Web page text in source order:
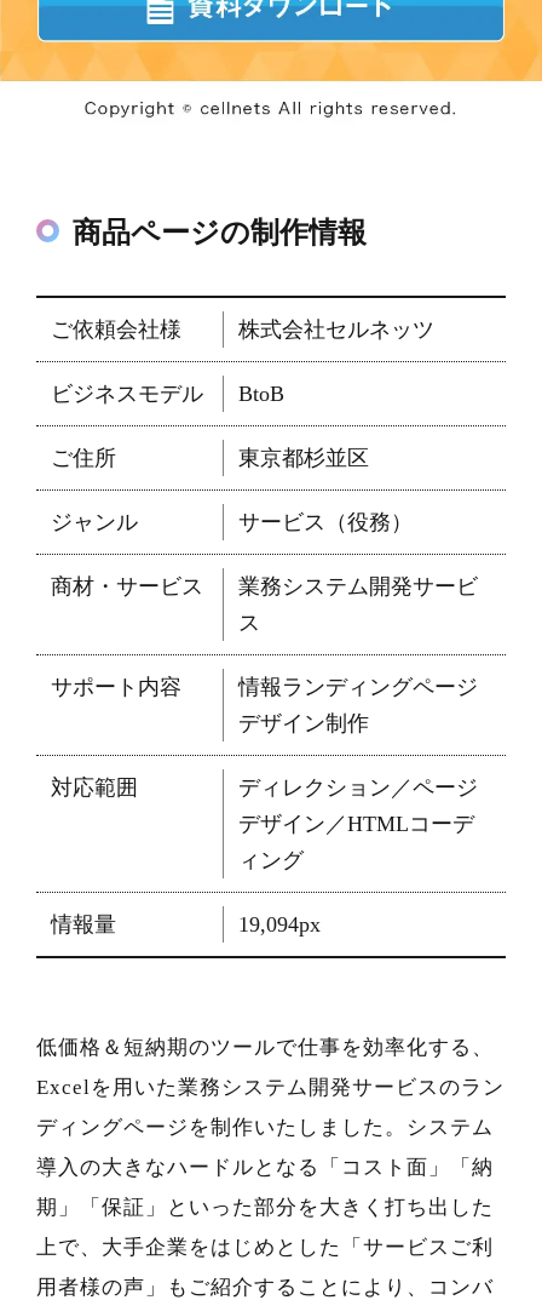
商品ページの制作情報
ご依頼会社様 株式会社セルネッツ
ビジネスモデル BtoB
ご住所 東京都杉並区
ジャンル サービス（役務）
商材・サービス
業務システム開発サービ
ス
サポート内容
情報ランディングページ
デザイン制作
対応範囲
ディレクション／ページ
デザイン／HTMLコーデ
ィング
情報量 19,094px
低価格＆短納期のツールで仕事を効率化する、
Excelを用いた業務システム開発サービスのラン
ディングページを制作いたしました。システム
導入の大きなハードルとなる「コスト面」「納
期」「保証」といった部分を大きく打ち出した
上で、大手企業をはじめとした「サービスご利
用者様の声」もご紹介することにより、コンバ